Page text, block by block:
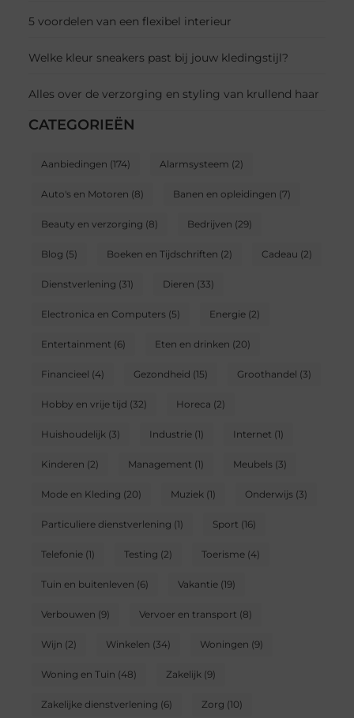
5 voordelen van een flexibel interieur
Welke kleur sneakers past bij jouw kledingstijl?
Alles over de verzorging en styling van krullend haar
CATEGORIEËN
Aanbiedingen (174) Alarmsysteem (2)
Auto's en Motoren (8) Banen en opleidingen (7)
Beauty en verzorging (8) Bedrijven (29)
Blog (5) Boeken en Tijdschriften (2) Cadeau (2)
Dienstverlening (31) Dieren (33)
Electronica en Computers(5) Energie(2)
Entertainment (6) Eten en drinken (20)
Financieel (4) Gezondheid (15) Groothandel (3)
Hobby en vrije tijd (32) Horeca (2)
Huishoudelijk (3) Industrie(1) Internet (1)
Kinderen (2) Management (1) Meubels(3)
Mode en Kleding (20) Muziek (1) Onderwijs(3)
Particuliere dienstverlening (1) Sport (16)
Telefonie(1) Testing (2) Toerisme(4)
Tuin en buitenleven (6) Vakantie(19)
Verbouwen (9) Vervoer en transport (8)
Wijn (2) Winkelen (34) Woningen (9)
Woning en Tuin (48) Zakelijk (9)
Zakelijke dienstverlening (6) Zorg (10)